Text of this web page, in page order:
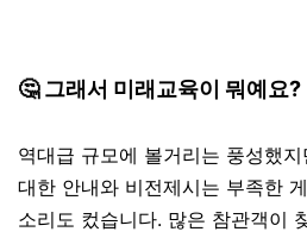
🤔 그래서 미래교육이 뭐예요?
역대급 규모에 볼거리는 풍성했
대한 안내와 비전제시는 부족한
소리도 컸습니다. 많은 참관객이